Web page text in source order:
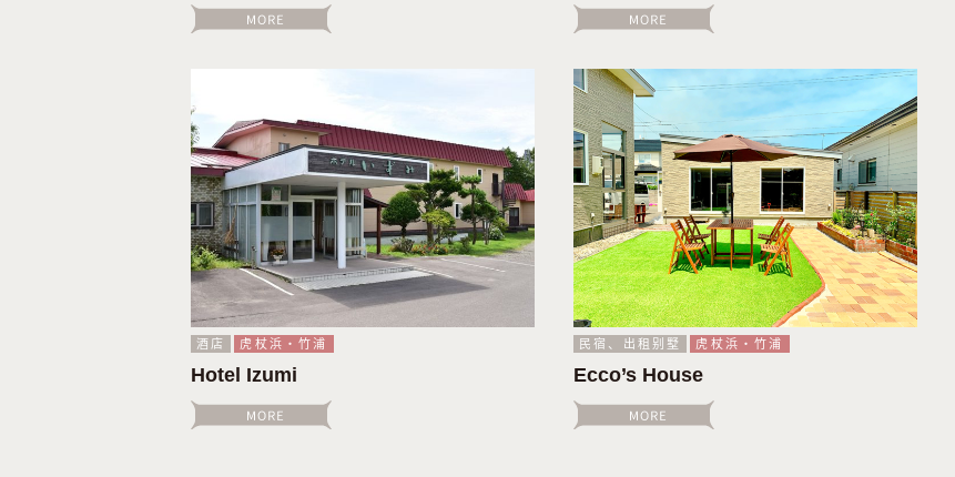
酒店 虎杖浜・竹浦
Hotel Izumi
民宿、出租别墅 虎杖浜・竹浦
Ecco’s House